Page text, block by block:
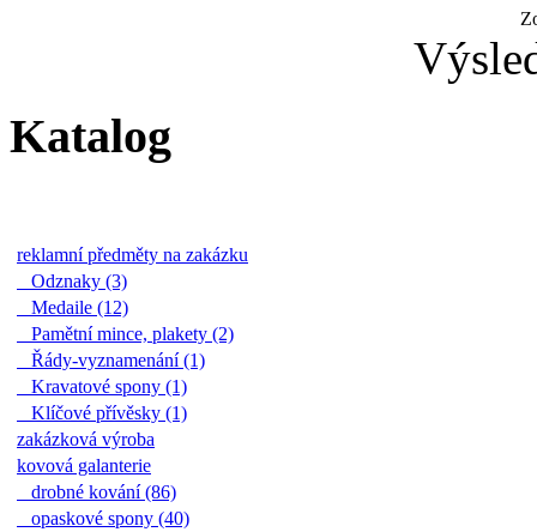
Katalog
reklamní předměty na zakázku
Odznaky (3)
Medaile (12)
Pamětní mince, plakety (2)
Řády-vyznamenání (1)
Kravatové spony (1)
Klíčové přívěsky (1)
zakázková výroba
kovová galanterie
drobné kování (86)
opaskové spony (40)